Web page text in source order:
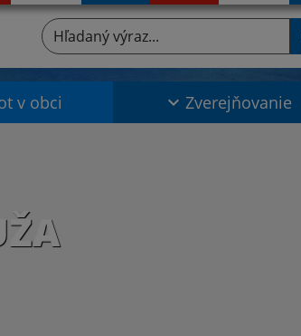
Hľadaný výraz...
v obci Zverejňovanie